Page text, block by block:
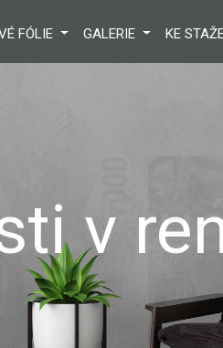
FÓLIE GALERIE KE